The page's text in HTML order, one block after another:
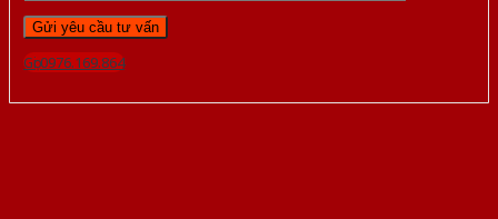
Gọi 0976.169.864